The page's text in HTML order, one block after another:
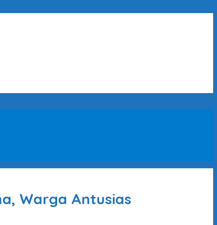
Warga Antusias